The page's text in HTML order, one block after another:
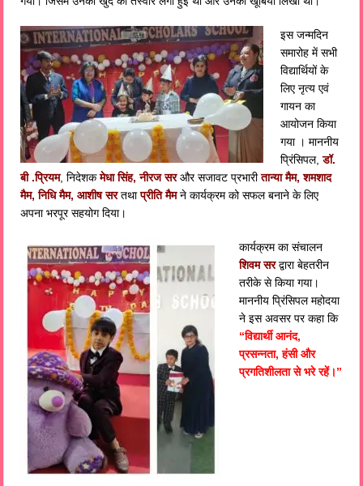
इस जन्मदिन
समारोह में सभी
विद्यार्थियों के
लिए नृत्य एवं
गायन का
आयोजन किया
गया । माननीय
प्रिंसिपल,डॉ.
बी .प्रियम, निदेशकमेधा सिंह, नीरज सरऔर सजावट प्रभारीतान्या मैम, शमशाद
मैम, निधि मैम, आशीष सरतथाप्रीति मैमने कार्यक्रम को सफल बनाने के लिए
अपना भरपूर सहयोग दिया।
कार्यक्रम का संचालन
शिवम सरद्वारा बेहतरीन
तरीके से किया गया।
माननीय प्रिंसिपल महोदया
ने इस अवसर पर कहा कि
“विद्यार्थी आनंद,
प्रसन्नता, हंसी और
प्रगतिशीलता से भरे रहें।”